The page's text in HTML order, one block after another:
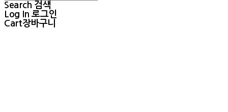
Search 검색
Log In 로그인
Cart장바구니